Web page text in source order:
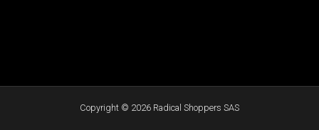
Copyright © 2026 Radical Shoppers SAS